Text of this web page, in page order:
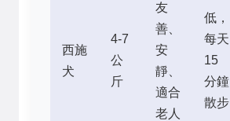
西施
犬
4-7
公
斤
友
善、
安
靜、
適合
老人
低，
每天
15
分鐘
散步